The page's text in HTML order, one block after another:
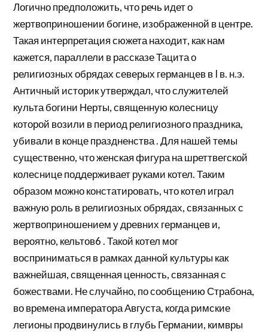
Логично предположить, что речь идет о
жертвоприношении богине, изображенной в центре.
Такая интерпретация сюжета находит, как нам
кажется, параллели в рассказе Тацита о
религиозных обрядах северых германцев в I в. н.э.
Античный историк утверждал, что служителей
культа богини Нерты, священную колесницу
которой возили в период религиозного праздника,
убивали в конце праздненства . Для нашей темы
существенно, что женская фигура на шреттвегской
колеснице поддерживает руками котел. Таким
образом можно констатировать, что котел играл
важную роль в религиозных обрядах, связанных с
жертвоприношением у древних германцев и,
вероятно, кельтов6 . Такой котел мог
восприниматься в рамках данной культуры как
важнейшая, священная ценность, связанная с
божествами. Не случайно, по сообщению Страбона,
во времена императора Августа, когда римские
легионы продвинулись в глубь Германии, кимвры